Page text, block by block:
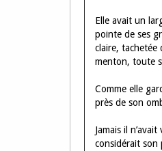
Elle avait un
pointe de ses
claire,
menton, toute
Comme elle
près de son
Jamais il
considérait son